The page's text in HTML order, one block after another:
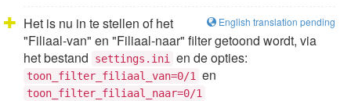
English translation pending
Het is nu in te stellen of het
"Filiaal-van" en "Filiaal-naar" filter getoond wordt, via
het bestand
settings.ini en de opties:
toon_filter_filiaal_van=0/1 en
toon_filter_filiaal_naar=0/1